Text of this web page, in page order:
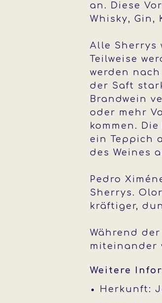
an. Diese
Whisky,
Alle Sherrys
Teilweise
werden
der Saft
Brandwein
oder mehr
kommen.
ein Teppich
des Weines
Pedro
Sherrys.
kräftiger,
Während
miteinander
Weitere
Herkunft: